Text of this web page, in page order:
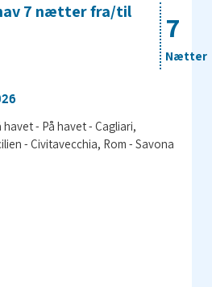
7
Nætter
7 nætter fra/til
- På havet - Cagliari,
- Civitavecchia, Rom - Savona